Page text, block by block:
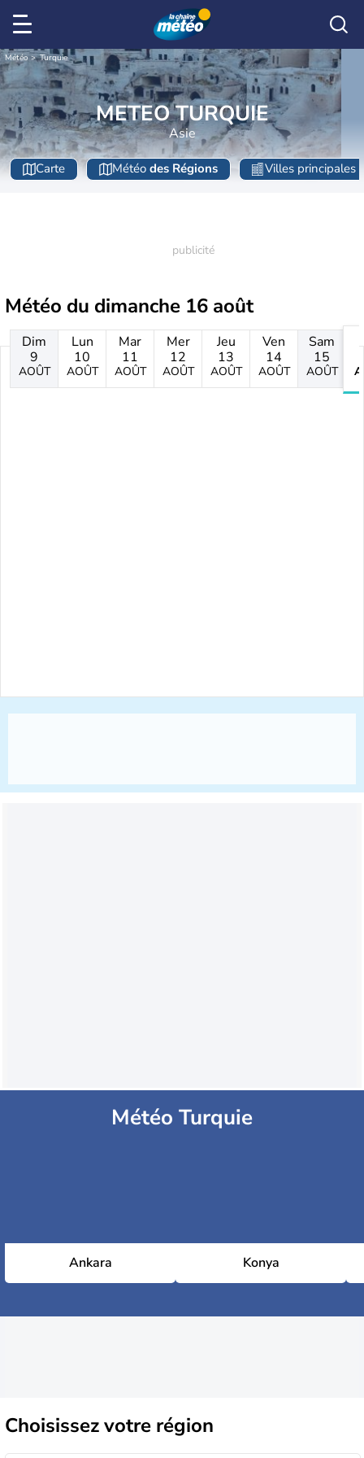
Météo Turquie
METEO TURQUIE
Asie
Carte Météo des Régions Villes principales
Météo du dimanche 16 août
Dim
9
AOÛT
Lun
10
AOÛT
Mar
11
AOÛT
Mer
12
AOÛT
Jeu
13
AOÛT
Ven
14
AOÛT
Sam
15
AOÛT
Météo Turquie
Ankara Konya
Choisissezvotre région